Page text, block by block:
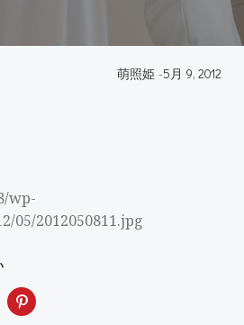
萌照姫 -5月 9, 2012
wp-
05/2012050811.jpg